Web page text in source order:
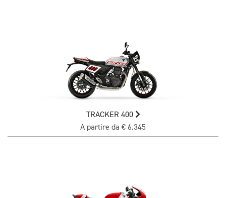
TRACKER 400
A partire da € 6.345